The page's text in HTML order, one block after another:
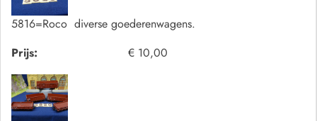
5816=Roco diverse goederenwagens.
Prijs:
€ 10,00